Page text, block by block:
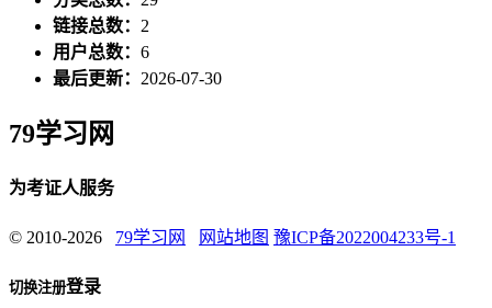
链接总数： 2
用户总数： 6
最后更新： 2026-07-30
79学习网
为考证人服务
© 2010-2026 79学习网 网站地图 豫ICP备2022004233号-1
切换注册登录